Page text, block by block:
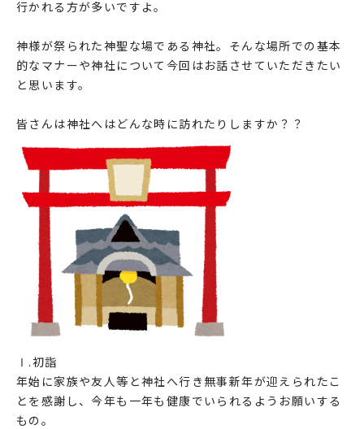
行かれる方が多いですよ。
神様が祭られた神聖な場である神社。そんな場所での基本
的なマナーや神社について今回はお話させていただきたい
と思います。
皆さんは神社へはどんな時に訪れたりしますか？？
Ⅰ.初詣
年始に家族や友人等と神社へ行き無事新年が迎えられたこ
とを感謝し、今年も一年も健康でいられるようお願いする
もの。